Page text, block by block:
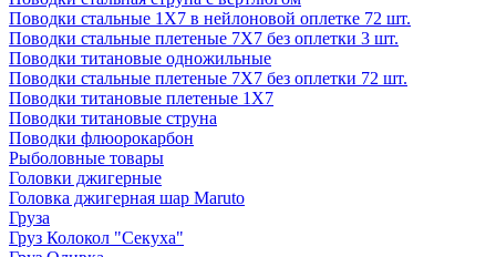
Поводки стальные 1X7 в нейлоновой оплетке 72 шт.
Поводки стальные плетеные 7X7 без оплетки 3 шт.
Поводки титановые одножильные
Поводки стальные плетеные 7X7 без оплетки 72 шт.
Поводки титановые плетеные 1X7
Поводки титановые струна
Поводки флюорокарбон
Рыболовные товары
Головки джигерные
Головка джигерная шар Maruto
Груза
Груз Колокол "Секуха"